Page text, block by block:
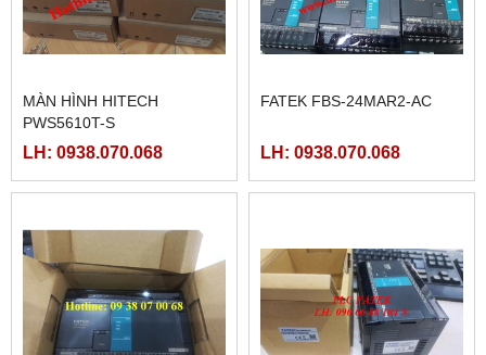
MÀN HÌNH HITECH
PWS5610T-S
LH: 0938.070.068
FATEK FBS-24MAR2-AC
LH: 0938.070.068